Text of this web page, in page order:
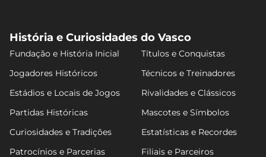
História e Curiosidades do Vasco
Fundação e História Inicial
Títulos e Conquistas
Jogadores Históricos
Técnicos e Treinadores
Estádios e Locais de Jogos
Rivalidades e Clássicos
Partidas Históricas
Mascotes e Símbolos
Curiosidades e Tradições
Estatísticas e Recordes
Patrocínios e Parcerias
Filiais e Parceiros